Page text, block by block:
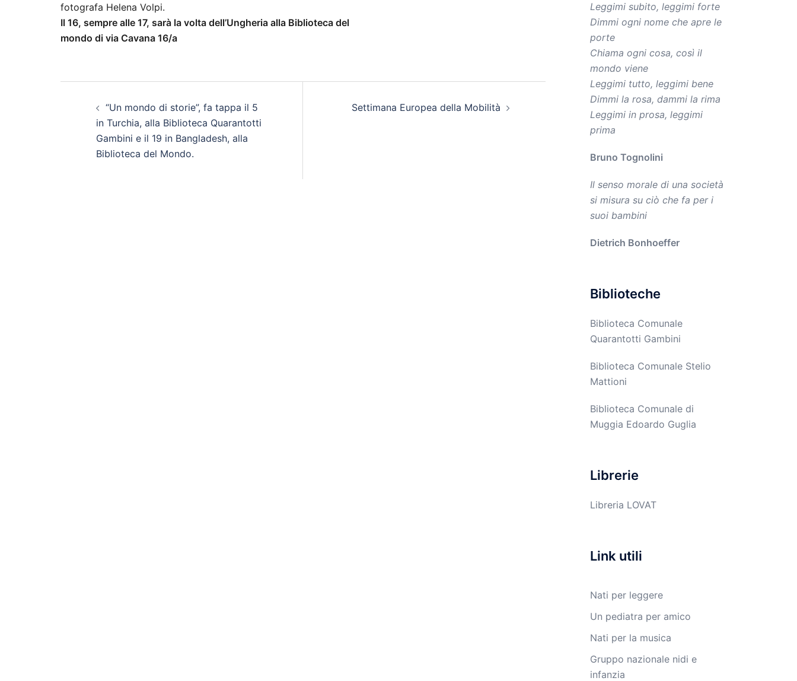
fotografa Helena Volpi.
Il 16, sempre alle 17, sarà la volta dell’Ungheria alla Biblioteca del
mondo di via Cavana 16/a
articolo
“Un mondo di storie”, fa tappa il 5
in Turchia, alla Biblioteca Quarantotti
Gambini e il 19 in Bangladesh, alla
Biblioteca del Mondo.
Settimana Europea della Mobilità
Leggimi subito, leggimi forte
Dimmi ogni nome che apre le
porte
Chiama ogni cosa, così il
mondo viene
Leggimi tutto, leggimi bene
Dimmi la rosa, dammi la rima
Leggimi in prosa, leggimi
prima
Bruno Tognolini
Il senso morale di una società
si misura su ciò che fa per i
suoi bambini
Dietrich Bonhoeffer
Biblioteche
Biblioteca Comunale
Quarantotti Gambini
Biblioteca Comunale Stelio
Mattioni
Biblioteca Comunale di
Muggia Edoardo Guglia
Librerie
Libreria LOVAT
Link utili
Nati per leggere
Un pediatra per amico
Nati per la musica
Gruppo nazionale nidi e
infanzia